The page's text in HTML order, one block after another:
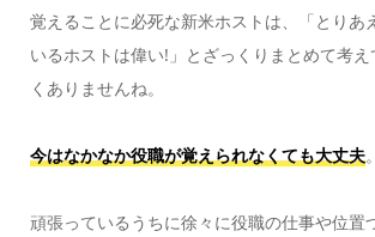
覚えることに必死な新米ホストは、「とりあ
いるホストは偉い!」とざっくりまとめて考
くありませんね。
今はなかなか役職が覚えられなくても大丈夫。
頑張っているうちに徐々に役職の仕事や位置